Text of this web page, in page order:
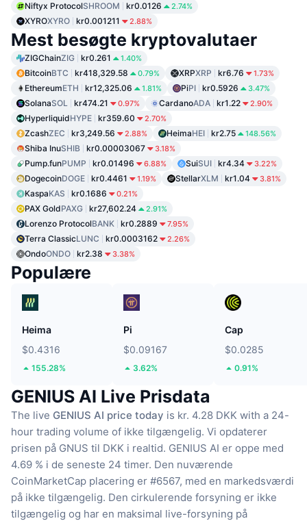
Niftyx ProtocolSHROOM kr0.0126 2.74%
XYROXYRO kr0.001211 2.88%
Mest besøgte kryptovalutaer
ZIGChainZIG kr0.261 1.40%
BitcoinBTC kr418,329.58 0.79% XRPXRP kr6.76 1.73%
EthereumETH kr12,325.06 1.81% PiPI kr0.5926 3.47%
SolanaSOL kr474.21 0.97% CardanoADA kr1.22 2.90%
HyperliquidHYPE kr359.60 2.70%
ZcashZEC kr3,249.56 2.88% HeimaHEI kr2.75 148.56%
Shiba InuSHIB kr0.00003067 3.18%
Pump.funPUMP kr0.01496 6.88% SuiSUI kr4.34 3.22%
DogecoinDOGE kr0.4461 1.19% StellarXLM kr1.04 3.81%
KaspaKAS kr0.1686 0.21%
PAX GoldPAXG kr27,602.24 2.91%
Lorenzo ProtocolBANK kr0.2889 7.95%
Terra ClassicLUNC kr0.0003162 2.26%
OndoONDO kr2.38 3.38%
Populære
Heima
$0.4316
155.28%
Pi
$0.09167
3.62%
Cap
$0.0285
0.91%
GENIUS AI Live Prisdata
The live GENIUS AI price today is kr. 4.28 DKK with a 24-
hour trading volume of ikke tilgængelig. Vi opdaterer
prisen på GNUS til DKK i realtid. GENIUS AI er oppe med
4.69 % i de seneste 24 timer. Den nuværende
CoinMarketCap placering er #6567, med en markedsværdi
på ikke tilgængelig. Den cirkulerende forsyning er ikke
tilgængelig og har en maksimal live-forsyning på